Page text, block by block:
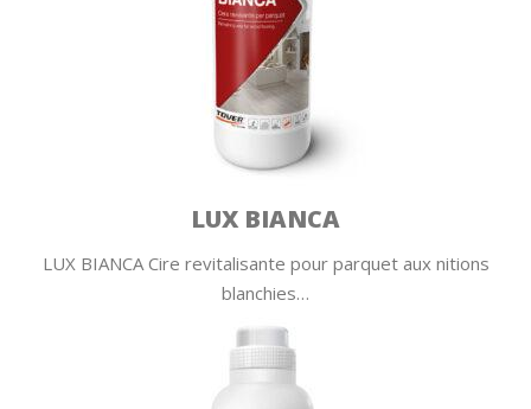
LUX BIANCA
LUX BIANCA Cire revitalisante pour parquet aux nitions
blanchies…